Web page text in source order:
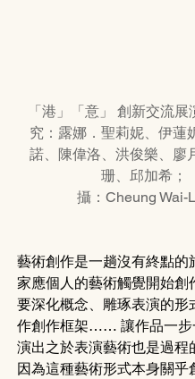
「港」「意」 創新交流
究：露娜．聖莉妮、伊蓮
諾、陳偉洛、洪俊樂、廖
珊、邱加希；
攝：Cheung Wai-
藝術創作是一趟沒有終點的
家應個人的藝術觸覺開始創
要深化概念、雕琢表演的形
作創作框架…… 讓作品一步
演出之於表演藝術也是過程
因為這種藝術形式本身關乎